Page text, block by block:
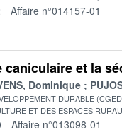
Affaire n°014157-01
et la
Dominique
DURABLE
ET DES ESPACES
Affaire n°013098-01